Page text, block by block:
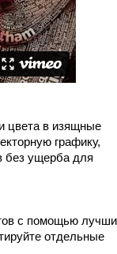
цвета в изящные
графику,
без ущерба для
с помощью
отдельные